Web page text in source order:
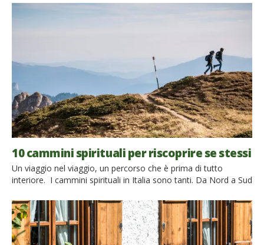
fuga di benessere naturale, tutti disponibili nel catalogo di
Ecobnb, in cui la bellezza della natura si fonde con
l’opportunità di rilassarsi e rigenerarsi. Scopriamo insieme
10 cammini spirituali per riscoprire se stessi
Un viaggio nel viaggio, un percorso che è prima di tutto
interiore. I cammini spirituali in Italia sono tanti. Da Nord a Sud
alla ricerca interiore. Non necessariamente cammini religiosi
ma percorsi per perdersi e ritrovarsi, trovando una nuova
dimensione attraverso la meditazione. Il cammino è un
elemento costante […]